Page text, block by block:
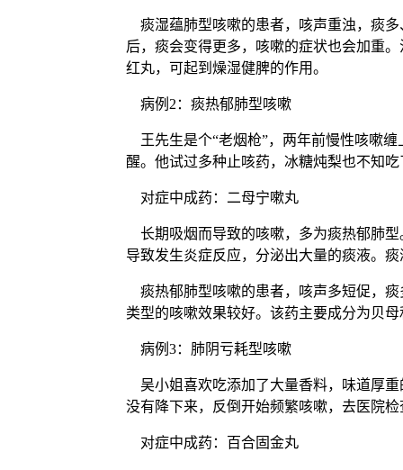
痰湿蕴肺型咳嗽的患者，咳声重浊，痰
后，痰会变得更多，咳嗽的症状也会加重
红丸，可起到燥湿健脾的作用。
病例2：痰热郁肺型咳嗽
王先生是个“老烟枪”，两年前慢性咳嗽
醒。他试过多种止咳药，冰糖炖梨也不知
对症中成药：二母宁嗽丸
长期吸烟而导致的咳嗽，多为痰热郁肺型
导致发生炎症反应，分泌出大量的痰液。
痰热郁肺型咳嗽的患者，咳声多短促，
类型的咳嗽效果较好。该药主要成分为贝
病例3：肺阴亏耗型咳嗽
吴小姐喜欢吃添加了大量香料，味道厚
没有降下来，反倒开始频繁咳嗽，去医院
对症中成药：百合固金丸